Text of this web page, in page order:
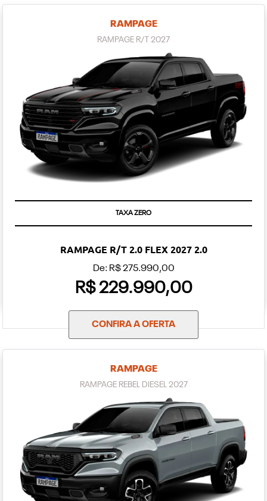
RAMPAGE
RAMPAGE R/T 2027
TAXA ZERO
RAMPAGE R/T 2.0 FLEX 2027 2.0
De: R$ 275.990,00
R$ 229.990,00
CONFIRA A OFERTA
RAMPAGE
RAMPAGE REBEL DIESEL 2027